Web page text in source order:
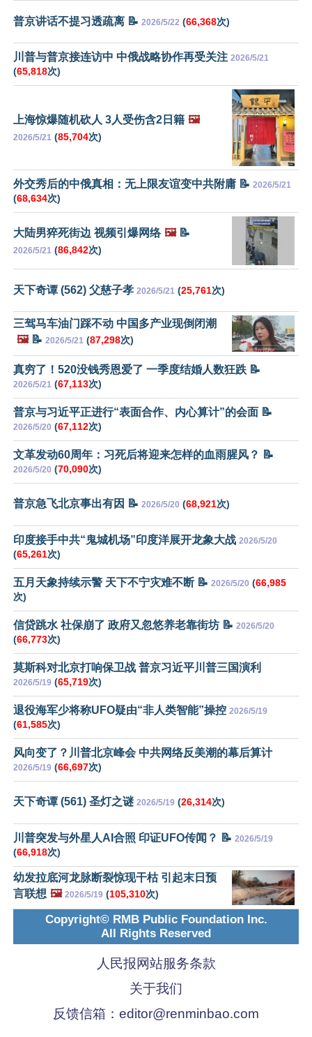
普京讲话不提习透疏离 📝 2026/5/22 (66,368次)
川普与普京接连访中 中俄战略协作再受关注 2026/5/21
(65,818次)
上海惊爆随机砍人 3人受伤含2日籍 🖼️
2026/5/21 (85,704次)
外交秀后的中俄真相：无上限友谊变中共附庸 📝 2026/5/21
(68,634次)
大陆男猝死街边 视频引爆网络 🖼️📝
2026/5/21 (86,842次)
天下奇谭 (562) 父慈子孝 2026/5/21 (25,761次)
三驾马车油门踩不动 中国多产业现倒闭潮
🖼️📝 2026/5/21 (87,298次)
真穷了！520没钱秀恩爱了 一季度结婚人数狂跌 📝
2026/5/21 (67,113次)
普京与习近平正进行“表面合作、内心算计”的会面 📝
2026/5/20 (67,112次)
文革发动60周年：习死后将迎来怎样的血雨腥风？ 📝
2026/5/20 (70,090次)
普京急飞北京事出有因 📝 2026/5/20 (68,921次)
印度接手中共“鬼城机场”印度洋展开龙象大战 2026/5/20
(65,261次)
五月天象持续示警 天下不宁灾难不断 📝 2026/5/20 (66,985
次)
信贷跳水 社保崩了 政府又忽悠养老靠街坊 📝 2026/5/20
(66,773次)
莫斯科对北京打响保卫战 普京习近平川普三国演利
2026/5/19 (65,719次)
退役海军少将称UFO疑由“非人类智能”操控 2026/5/19
(61,585次)
风向变了？川普北京峰会 中共网络反美潮的幕后算计
2026/5/19 (66,697次)
天下奇谭 (561) 圣灯之谜 2026/5/19 (26,314次)
川普突发与外星人AI合照 印证UFO传闻？ 📝 2026/5/19
(66,918次)
幼发拉底河龙脉断裂惊现干枯 引起末日预
言联想 🖼️ 2026/5/19 (105,310次)
Copyright© RMB Public Foundation Inc.
All Rights Reserved
人民报网站服务条款
关于我们
反馈信箱： editor@renminbao.com